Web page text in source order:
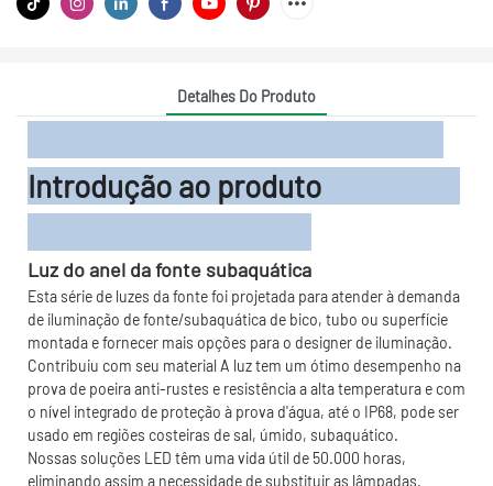
Detalhes Do Produto
Introdução ao produto
Luz do anel da fonte subaquática
Esta série de luzes da fonte foi projetada para atender à demanda
de iluminação de fonte/subaquática de bico, tubo ou superfície
montada e fornecer mais opções para o designer de iluminação.
Contribuiu com seu material A luz tem um ótimo desempenho na
prova de poeira anti-rustes e resistência a alta temperatura e com
o nível integrado de proteção à prova d'água, até o IP68, pode ser
usado em regiões costeiras de sal, úmido, subaquático.
Nossas soluções LED têm uma vida útil de 50.000 horas,
eliminando assim a necessidade de substituir as lâmpadas.